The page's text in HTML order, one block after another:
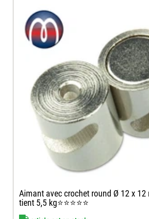
Aimant avec crochet round Ø 12 x 12
tient 5,5 kg⭐⭐⭐⭐⭐